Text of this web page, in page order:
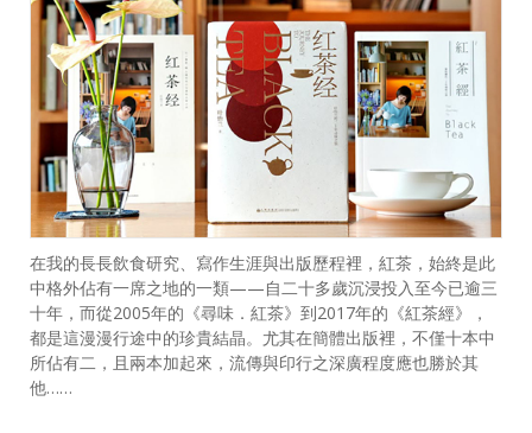
在我的長長飲食研究、寫作生涯與出版歷程裡，紅茶，始終是此
中格外佔有一席之地的一類——自二十多歲沉浸投入至今已逾三
十年，而從2005年的《尋味．紅茶》到2017年的《紅茶經》，
都是這漫漫行途中的珍貴結晶。尤其在簡體出版裡，不僅十本中
所佔有二，且兩本加起來，流傳與印行之深廣程度應也勝於其
他……